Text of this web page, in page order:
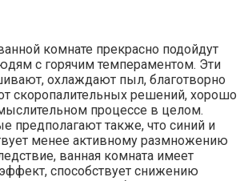
комнате прекрасно подойдут
с горячим темпераментом. Эти
охлаждают пыл, благотворно
скоропалительных решений, хорошо
процессе в целом.
предполагают также, что синий и
менее активному размножению
ванная комната имеет
способствует снижению